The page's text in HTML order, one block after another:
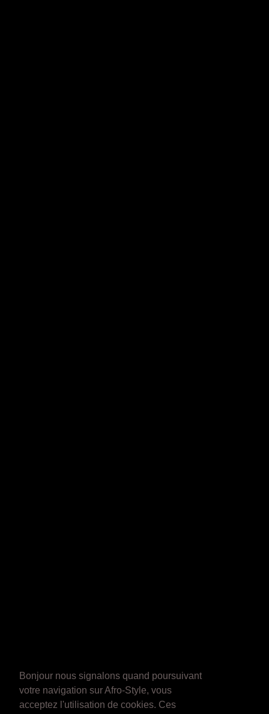
Bonjour nous signalons quand poursuivant
votre navigation sur Afro-Style, vous
acceptez l'utilisation de cookies. Ces